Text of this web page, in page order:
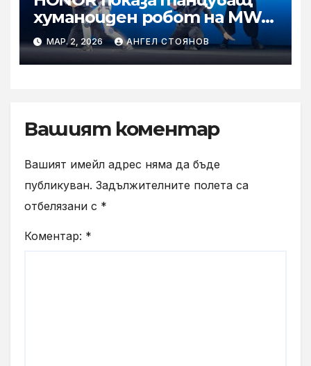
хуманоиден робот на MWC
2026
МАР. 2, 2026 АНГЕЛ СТОЯНОВ
Вашият коментар
Вашият имейл адрес няма да бъде
публикуван. Задължителните полета са
отбелязани с *
Коментар: *